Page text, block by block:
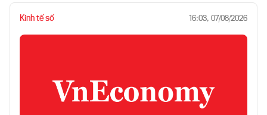
Kinh tế số 16:03, 07/08/2026